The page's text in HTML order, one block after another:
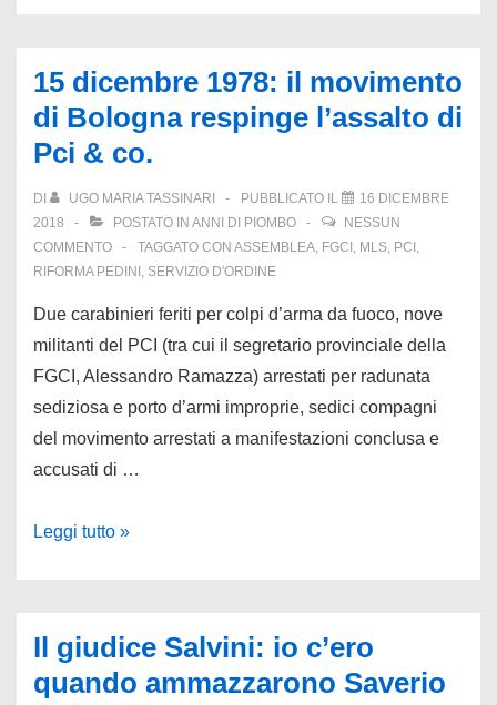
a
Sa
Janna
Uccisi
due
pastori
al
summit
con
le
Br
15 dicembre 1978: il movimento
di Bologna respinge l’assalto di
Pci & co.
DI UGO MARIA TASSINARI PUBBLICATO IL
16 DICEMBRE
2018
POSTATO IN ANNI DI PIOMBO
NESSUN
COMMENTO
TAGGATO CON ASSEMBLEA, FGCI , MLS, PCI ,
RIFORMA PEDINI , SERVIZIO D'ORDINE
Due carabinieri feriti per colpi d’arma da fuoco, nove
militanti del PCI (tra cui il segretario provinciale della
FGCI, Alessandro Ramazza) arrestati per radunata
sediziosa e porto d’armi improprie, sedici compagni
del movimento arrestati a manifestazioni conclusa e
accusati di …
15
movimento
di
Leggi tutto »
Il giudice Salvini: io c’ero
quando ammazzarono Saverio